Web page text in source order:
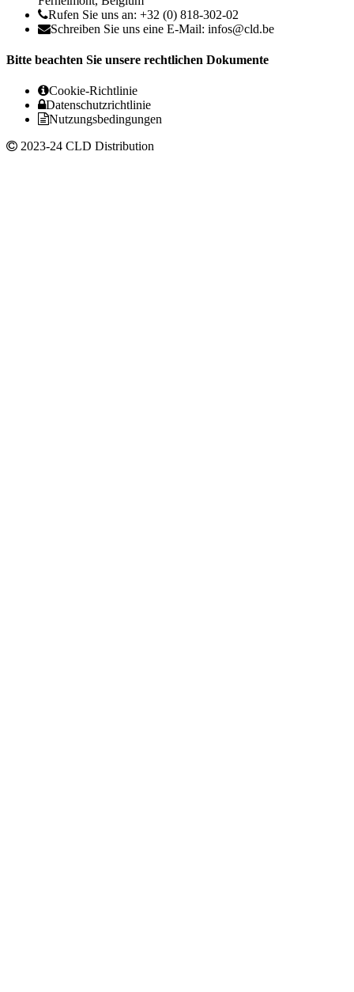
Rufen Sie uns an: +32 (0) 818-302-02
Schreiben Sie uns eine E-Mail: infos@cld.be
Bitte beachten Sie unsere rechtlichen Dokumente
Cookie-Richtlinie
Datenschutzrichtlinie
Nutzungsbedingungen
2023-24 CLD Distribution